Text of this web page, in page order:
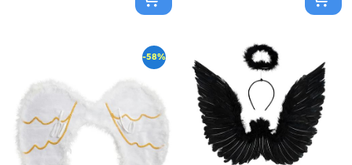
-58%